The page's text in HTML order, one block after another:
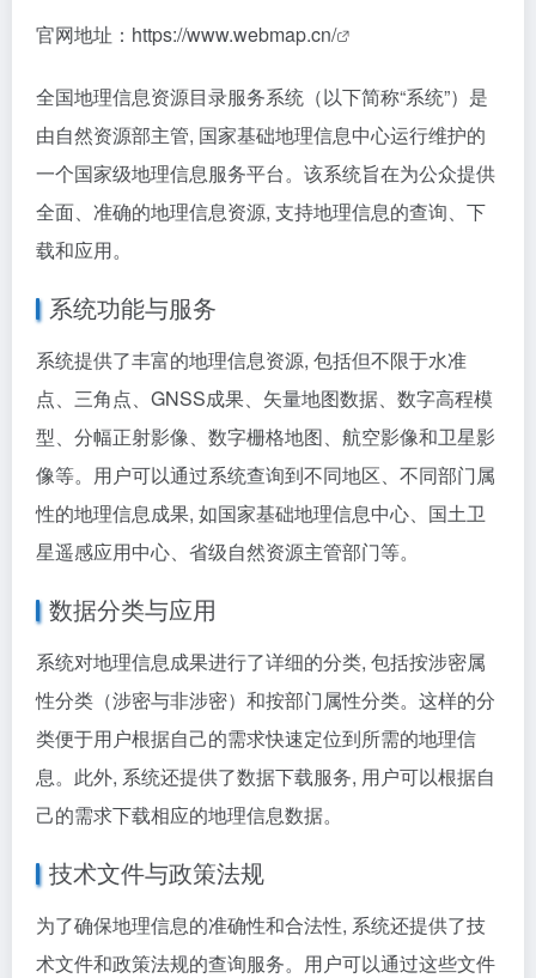
官网地址： https://www.webmap.cn/
全国地理信息资源目录服务系统（以下简称“系统”）是
由自然资源部主管, 国家基础地理信息中心运行维护的
一个国家级地理信息服务平台。该系统旨在为公众提供
全面、准确的地理信息资源, 支持地理信息的查询、下
载和应用。
系统功能与服务
系统提供了丰富的地理信息资源, 包括但不限于水准
点、三角点、GNSS成果、矢量地图数据、数字高程模
型、分幅正射影像、数字栅格地图、航空影像和卫星影
像等。用户可以通过系统查询到不同地区、不同部门属
性的地理信息成果, 如国家基础地理信息中心、国土卫
星遥感应用中心、省级自然资源主管部门等。
数据分类与应用
系统对地理信息成果进行了详细的分类, 包括按涉密属
性分类（涉密与非涉密）和按部门属性分类。这样的分
类便于用户根据自己的需求快速定位到所需的地理信
息。此外, 系统还提供了数据下载服务, 用户可以根据自
己的需求下载相应的地理信息数据。
技术文件与政策法规
为了确保地理信息的准确性和合法性, 系统还提供了技
术文件和政策法规的查询服务。用户可以通过这些文件